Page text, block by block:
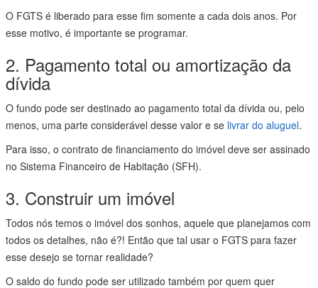
O FGTS é liberado para esse fim somente a cada dois anos. Por
esse motivo, é importante se programar.
2. Pagamento total ou amortização da
dívida
O fundo pode ser destinado ao pagamento total da dívida ou, pelo
menos, uma parte considerável desse valor e se livrar do aluguel.
Para isso, o contrato de financiamento do imóvel deve ser assinado
no Sistema Financeiro de Habitação (SFH).
3. Construir um imóvel
Todos nós temos o imóvel dos sonhos, aquele que planejamos com
todos os detalhes, não é?! Então que tal usar o FGTS para fazer
esse desejo se tornar realidade?
O saldo do fundo pode ser utilizado também por quem quer